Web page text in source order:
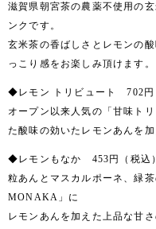
滋賀県朝宮茶の農薬不使用の
ンクです。
玄米茶の香ばしさとレモンの
っこり感をお楽しみ頂けます
◆レモン トリビュート 702円
オープン以来人気の「甘味ト
た酸味の効いたレモンあんを加
◆レモンもなか 453円（税込）
粒あんとマスカルポーネ、緑
MONAKA」に
レモンあんを加えた上品な甘